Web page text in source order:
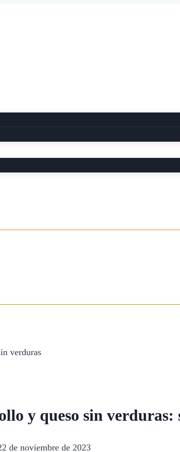
y queso sin verduras:
de noviembre de 2023